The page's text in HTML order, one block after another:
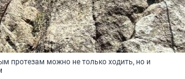
протезам можно не только ходить, но и